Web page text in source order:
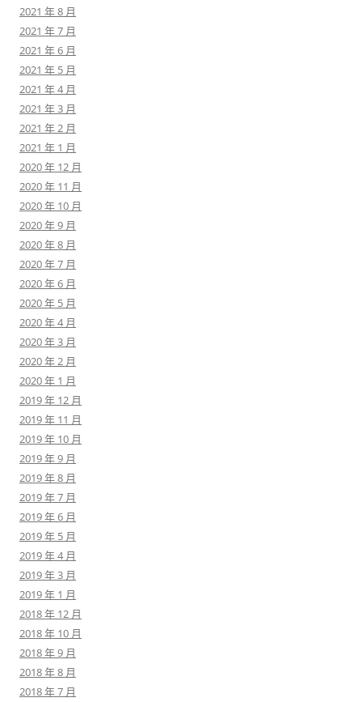
2021 年 8 月
2021 年 7 月
2021 年 6 月
2021 年 5 月
2021 年 4 月
2021 年 3 月
2021 年 2 月
2021 年 1 月
2020 年 12 月
2020 年 11 月
2020 年 10 月
2020 年 9 月
2020 年 8 月
2020 年 7 月
2020 年 6 月
2020 年 5 月
2020 年 4 月
2020 年 3 月
2020 年 2 月
2020 年 1 月
2019 年 12 月
2019 年 11 月
2019 年 10 月
2019 年 9 月
2019 年 8 月
2019 年 7 月
2019 年 6 月
2019 年 5 月
2019 年 4 月
2019 年 3 月
2019 年 1 月
2018 年 12 月
2018 年 10 月
2018 年 9 月
2018 年 8 月
2018 年 7 月